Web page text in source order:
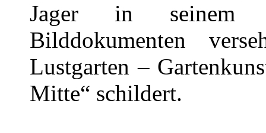
Jager in seinem
Bilddokumenten
Lustgarten –
Mitte“ schildert.